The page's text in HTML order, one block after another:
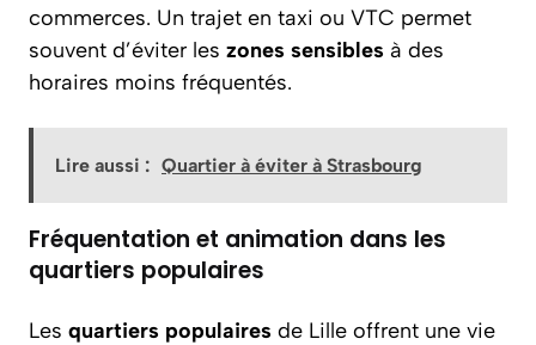
commerces. Un trajet en taxi ou VTC permet
souvent d’éviter les zones sensibles à des
horaires moins fréquentés.
Lire aussi : Quartier à éviter à Strasbourg
Fréquentation et animation dans les
quartiers populaires
Les quartiers populaires de Lille offrent une vie